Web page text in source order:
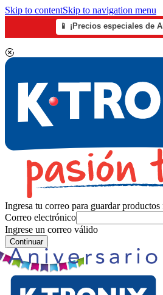
Skip to contentSkip to navigation menu
📱 ¡Precios especiales de
Ingresa tu correo para guardar
Correo electrónico
Ingrese un correo válido
Continuar